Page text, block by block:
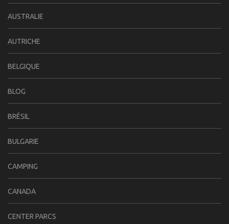
AUSTRALIE
AUTRICHE
BELGIQUE
BLOG
BRÉSIL
BULGARIE
CAMPING
CANADA
CENTER PARCS